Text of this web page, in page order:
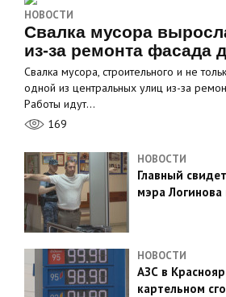
НОВОСТИ
Свалка мусора
из-за ремонта фасада
Свалка мусора, строительного и не
одной из центральных улиц из-за
Работы идут…
169
НОВОСТИ
Главный
мэра Логинова
НОВОСТИ
АЗС в
картельном